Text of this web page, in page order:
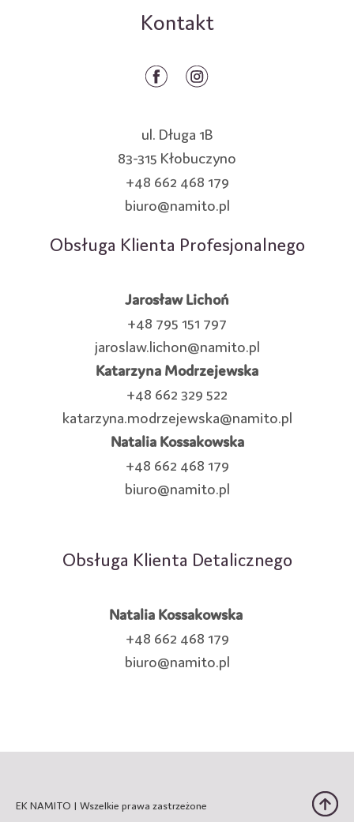
Kontakt
ul. Długa 1B
83-315 Kłobuczyno
+48 662 468 179
biuro@namito.pl
Obsługa Klienta Profesjonalnego
Jarosław Lichoń
+48 795 151 797
jaroslaw.lichon@namito.pl
Katarzyna Modrzejewska
+48 662 329 522
katarzyna.modrzejewska@namito.pl
Natalia Kossakowska
+48 662 468 179
biuro@namito.pl
Obsługa Klienta Detalicznego
Natalia Kossakowska
+48 662 468 179
biuro@namito.pl
EK NAMITO | Wszelkie prawa zastrzeżone